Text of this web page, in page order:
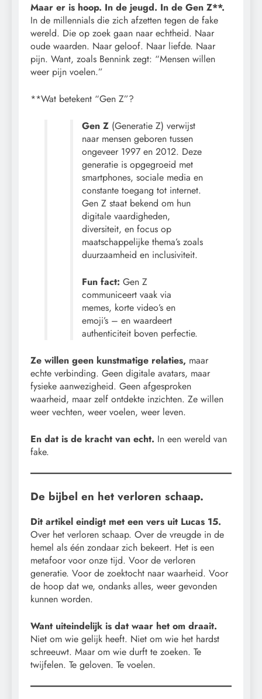
Maar er is hoop. In de jeugd. In de Gen Z**.
In de millennials die zich afzetten tegen de fake
wereld. Die op zoek gaan naar echtheid. Naar
oude waarden. Naar geloof. Naar liefde. Naar
pijn. Want, zoals Bennink zegt: “Mensen willen
weer pijn voelen.”
**Wat betekent “Gen Z”?
Gen Z (Generatie Z) verwijst
naar mensen geboren tussen
ongeveer 1997 en 2012. Deze
generatie is opgegroeid met
smartphones, sociale media en
constante toegang tot internet.
Gen Z staat bekend om hun
digitale vaardigheden,
diversiteit, en focus op
maatschappelijke thema’s zoals
duurzaamheid en inclusiviteit.
Fun fact: Gen Z
communiceert vaak via
memes, korte video’s en
emoji’s – en waardeert
authenticiteit boven perfectie.
Ze willen geen kunstmatige relaties, maar
echte verbinding. Geen digitale avatars, maar
fysieke aanwezigheid. Geen afgesproken
waarheid, maar zelf ontdekte inzichten. Ze willen
weer vechten, weer voelen, weer leven.
En dat is de kracht van echt. In een wereld van
fake.
De bijbel en het verloren schaap.
Dit artikel eindigt met een vers uit Lucas 15.
Over het verloren schaap. Over de vreugde in de
hemel als één zondaar zich bekeert. Het is een
metafoor voor onze tijd. Voor de verloren
generatie. Voor de zoektocht naar waarheid. Voor
de hoop dat we, ondanks alles, weer gevonden
kunnen worden.
Want uiteindelijk is dat waar het om draait.
Niet om wie gelijk heeft. Niet om wie het hardst
schreeuwt. Maar om wie durft te zoeken. Te
twijfelen. Te geloven. Te voelen.